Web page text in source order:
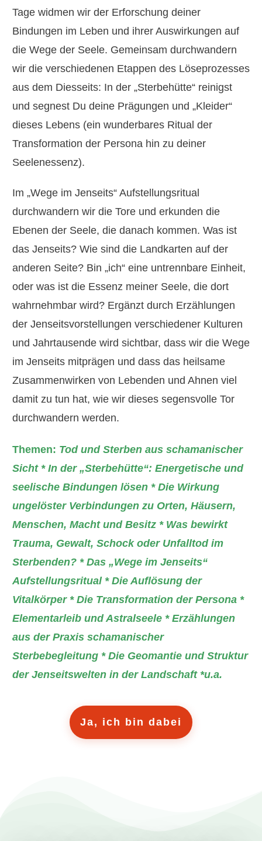
Tage widmen wir der Erforschung deiner
Bindungen im Leben und ihrer Auswirkungen auf
die Wege der Seele. Gemeinsam durchwandern
wir die verschiedenen Etappen des Löseprozesses
aus dem Diesseits: In der „Sterbehütte“ reinigst
und segnest Du deine Prägungen und „Kleider“
dieses Lebens (ein wunderbares Ritual der
Transformation der Persona hin zu deiner
Seelenessenz).
Im „Wege im Jenseits“ Aufstellungsritual
durchwandern wir die Tore und erkunden die
Ebenen der Seele, die danach kommen. Was ist
das Jenseits? Wie sind die Landkarten auf der
anderen Seite? Bin „ich“ eine untrennbare Einheit,
oder was ist die Essenz meiner Seele, die dort
wahrnehmbar wird? Ergänzt durch Erzählungen
der Jenseitsvorstellungen verschiedener Kulturen
und Jahrtausende wird sichtbar, dass wir die Wege
im Jenseits mitprägen und dass das heilsame
Zusammenwirken von Lebenden und Ahnen viel
damit zu tun hat, wie wir dieses segensvolle Tor
durchwandern werden.
Themen: Tod und Sterben aus schamanischer
Sicht * In der „Sterbehütte“: Energetische und
seelische Bindungen lösen * Die Wirkung
ungelöster Verbindungen zu Orten, Häusern,
Menschen, Macht und Besitz * Was bewirkt
Trauma, Gewalt, Schock oder Unfalltod im
Sterbenden? * Das „Wege im Jenseits“
Aufstellungsritual * Die Auflösung der
Vitalkörper * Die Transformation der Persona *
Elementarleib und Astralseele * Erzählungen
aus der Praxis schamanischer
Sterbebegleitung * Die Geomantie und Struktur
der Jenseitswelten in der Landschaft *u.a.
Ja, ich bin dabei